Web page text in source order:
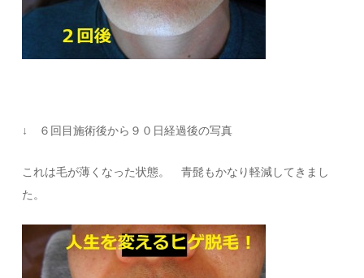
↓ ６回目施術後から９０日経過後の写真
これは毛が薄くなった状態。 青髭もかなり軽減してきまし
た。